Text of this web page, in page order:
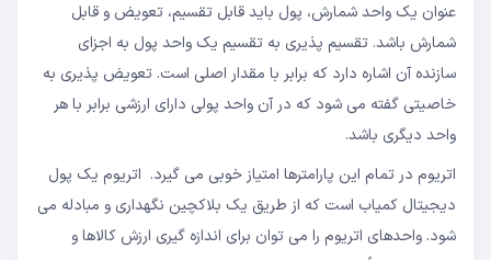
عنوان یک واحد شمارش، پول باید قابل تقسیم، تعویض و قابل
شمارش باشد. تقسیم پذیری به تقسیم یک واحد پول به اجزای
سازنده آن اشاره دارد که برابر با مقدار اصلی است. تعویض پذیری به
خاصیتی گفته می شود که در آن واحد پولی دارای ارزشی برابر با هر
واحد دیگری باشد.
اتریوم در تمام این پارامترها امتیاز خوبی می گیرد. اتریوم یک پول
دیجیتال کمیاب است که از طریق یک بلاکچین نگهداری و مبادله می
شود. واحدهای اتریوم را می توان برای اندازه گیری ارزش کالاها و